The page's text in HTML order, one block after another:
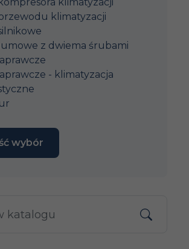
klimatyzacji
z dwiema śrubami
- klimatyzacja
wybór